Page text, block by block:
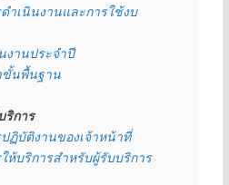
ำเนินงานและการใช้งบ
งานประจำปี
ขั้นพื้นฐาน
ริการ
ฏิบัติงานของเจ้าหน้าที่
ห้บริการสำหรับผู้รับบริการ